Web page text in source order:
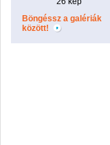
Böngéssz a galériák
között!